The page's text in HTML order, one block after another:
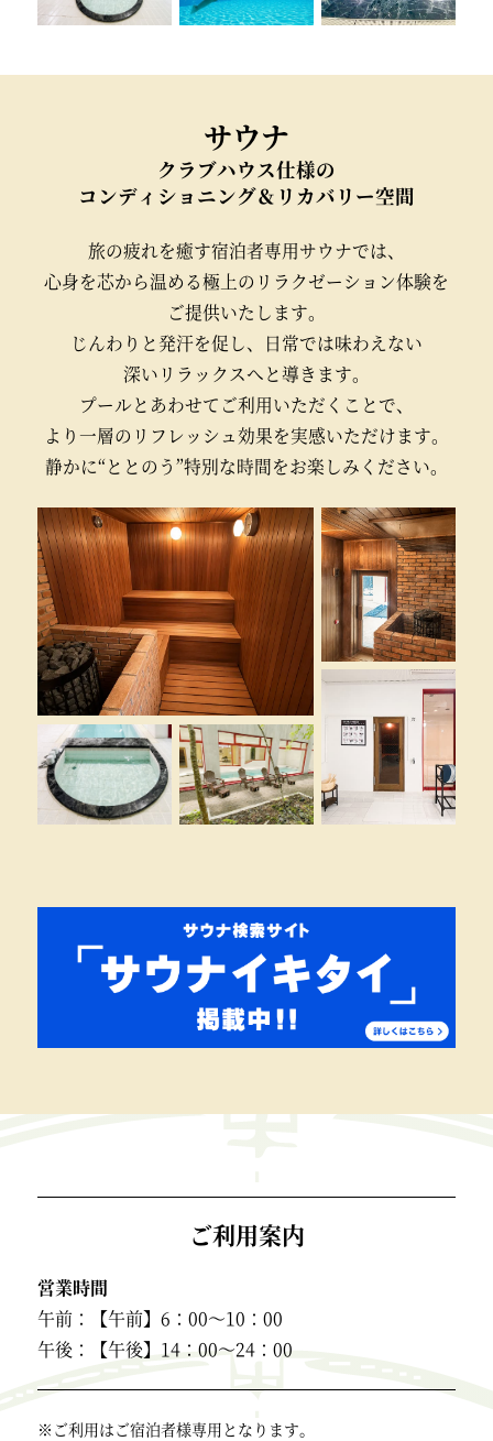
サウナ
クラブハウス仕様の
コンディショニング＆ リカバリー空間
旅の疲れを癒す宿泊者専用サウナでは、
心身を芯から温める極上のリラクゼーション体験を
ご提供いたします。
じんわりと発汗を促し、
日常では味わえない
深いリラックスへと導きます。
プールとあわせて ご利用いただくことで、
より一層のリフレッシュ効果を実感いただけます。
静かに“ととのう”特別な時間をお楽しみください。
ご利用案内
営業時間
午前：【午前】6：00～10：00
午後：【午後】14：00～24：00
※ご利用はご宿泊者様専用となります。